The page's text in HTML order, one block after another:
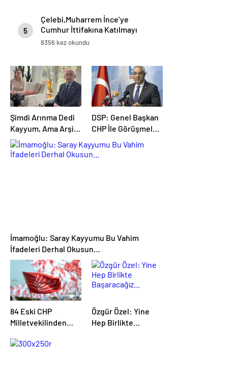
5
Çelebi,Muharrem İnce’ye
Cumhur İttifakına Katılmayı
Teklif Etmiş…
8356 kez okundu
Şimdi Arınma Dedi
Kayyum, Ama Arşiv
Suçüstü Yakalandı…
DSP: Genel Başkan
CHP İle Görüşmeleri
Sabote Etti…
İmamoğlu: Saray Kayyumu Bu Vahim
İfadeleri Derhal Okusun…
84 Eski CHP
Milletvekilinden
Kurultay Talebi…
Özgür Özel: Yine
Hep Birlikte